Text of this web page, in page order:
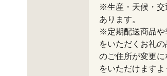
※生産・天候・交
あります。
※定期配送商品や
をいただくお礼
のご住所が変更
をいただけますよ